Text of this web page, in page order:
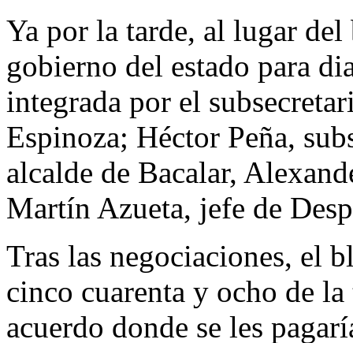
Ya por la tarde, al lugar
gobierno del estado para
integrada por el
Espinoza; Héctor Peña,
alcalde de Bacalar,
Martín Azueta, jefe de
Tras las negociaciones, el
cinco cuarenta y ocho de
acuerdo donde se les